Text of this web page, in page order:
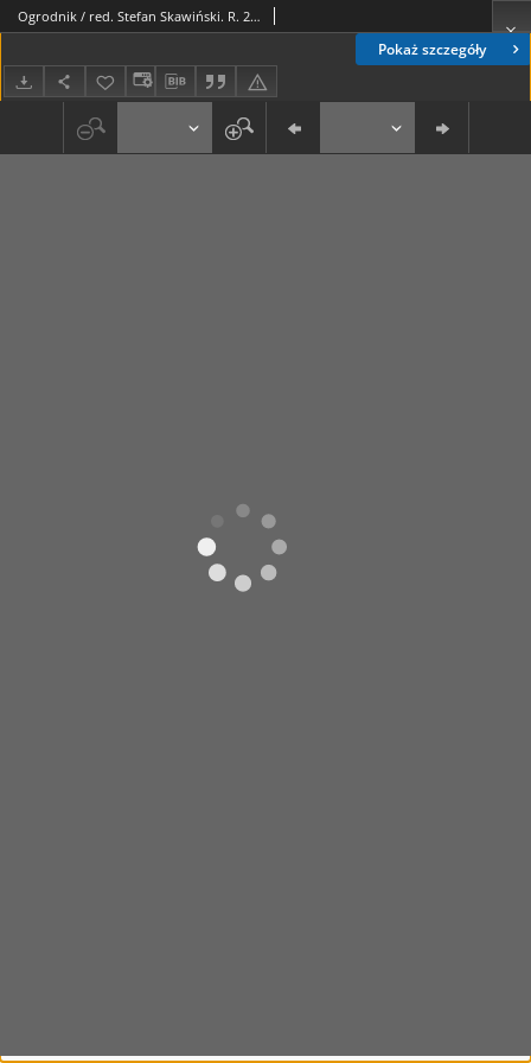
Pokaż szczegóły
Ogrodnik / red. Stefan Skawiński. R. 27, nr 8 (15 kwietnia 1937)